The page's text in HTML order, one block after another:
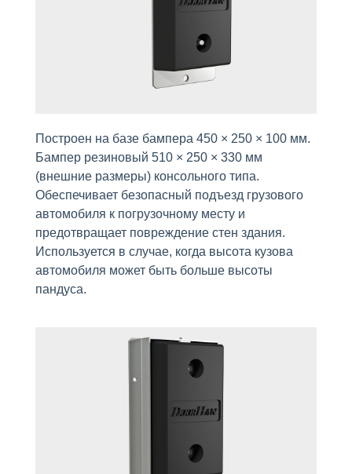
Построен на базе бампера 450 × 250 × 100 мм.
Бампер резиновый 510 × 250 × 330 мм
(внешние размеры) консольного типа.
Обеспечивает безопасный подъезд грузового
автомобиля к погрузочному месту и
предотвращает повреждение стен здания.
Используется в случае, когда высота кузова
автомобиля может быть больше высоты
пандуса.